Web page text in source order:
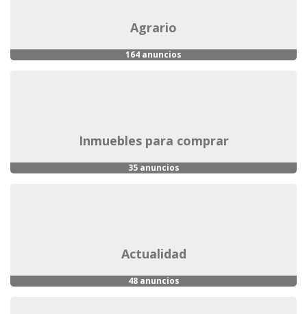
agrario
164 anuncios
inmuebles para comprar
35 anuncios
actualidad
48 anuncios